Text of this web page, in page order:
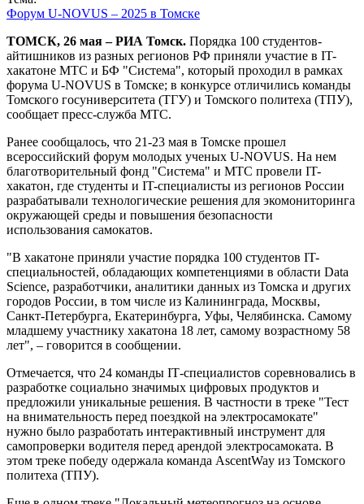
Форум U-NOVUS – 2025 в Томске
ТОМСК, 26 мая – РИА Томск. Порядка 100 студентов-
айтишников из разных регионов РФ приняли участие в IT-
хакатоне МТС и БФ "Система", который проходил в рамках
форума U-NOVUS в Томске; в конкурсе отличились команды
Томского госуниверситета (ТГУ) и Томского политеха (ТПУ),
сообщает пресс-служба МТС.
Ранее сообщалось, что 21-23 мая в Томске прошел
всероссийский форум молодых ученых U-NOVUS. На нем
благотворительный фонд "Система" и МТС провели IT-
хакатон, где студенты и IT-специалисты из регионов России
разрабатывали технологические решения для экомониторинга
окружающей среды и повышения безопасности
использования самокатов.
"В хакатоне приняли участие порядка 100 студентов IT-
специальностей, обладающих компетенциями в области Data
Science, разработчики, аналитики данных из Томска и других
городов России, в том числе из Калининграда, Москвы,
Санкт-Петербурга, Екатеринбурга, Уфы, Челябинска. Самому
младшему участнику хакатона 18 лет, самому возрастному 58
лет", – говорится в сообщении.
Отмечается, что 24 команды IТ-специалистов соревновались в
разработке социально значимых цифровых продуктов и
предложили уникальные решения. В частности в треке "Тест
на внимательность перед поездкой на электросамокате"
нужно было разработать интерактивный инструмент для
самопроверки водителя перед арендой электросамоката. В
этом треке победу одержала команда AscentWay из Томского
политеха (ТПУ).